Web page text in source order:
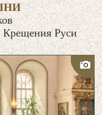
Крещения Руси